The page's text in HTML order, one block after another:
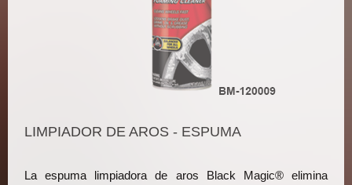
LIMPIADOR DE AROS - ESPUMA
La espuma limpiadora de aros Black Magic® elimina